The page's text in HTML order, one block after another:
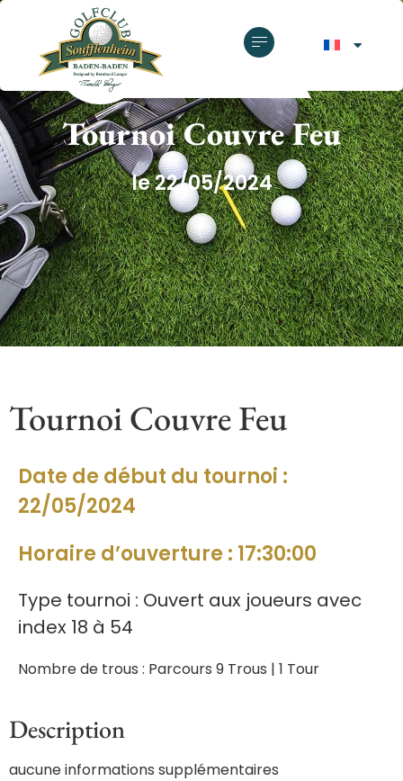
GOLF CLUB SOUFFLENHEIM
Tournoi Couvre Feu
le 22/05/2024
Tournoi Couvre Feu
Date de début du tournoi :
22/05/2024
Horaire d’ouverture : 17:30:00
Type tournoi : Ouvert aux joueurs avec
index 18 à 54
Nombre de trous : Parcours 9 Trous | 1 Tour
Description
aucune informations supplémentaires